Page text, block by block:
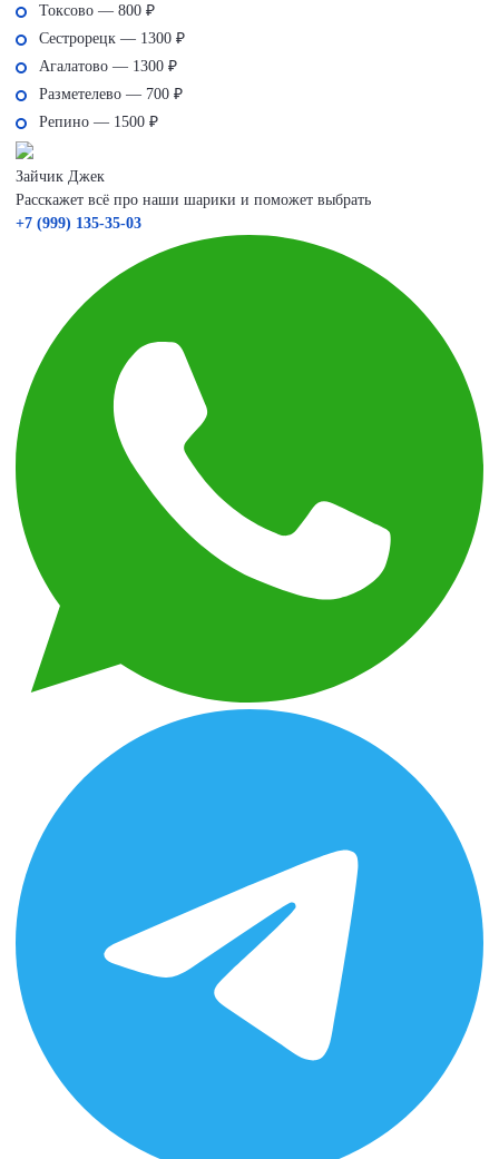
Токсово — 800 ₽
Сестрорецк — 1300 ₽
Агалатово — 1300 ₽
Разметелево — 700 ₽
Репино — 1500 ₽
Зайчик Джек
Расскажет всё про наши шарики и поможет выбрать
+7 (999) 135-35-03